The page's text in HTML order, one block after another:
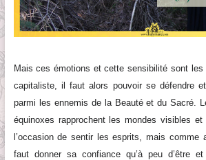
Mais ces émotions et cette sensibilité sont les
capitaliste, il faut alors pouvoir se défendre
parmi les ennemis de la Beauté et du Sacré.
équinoxes rapprochent les mondes visibles
l’occasion desentir les esprits, mais comme
faut donner sa confiance qu’à peu d’être